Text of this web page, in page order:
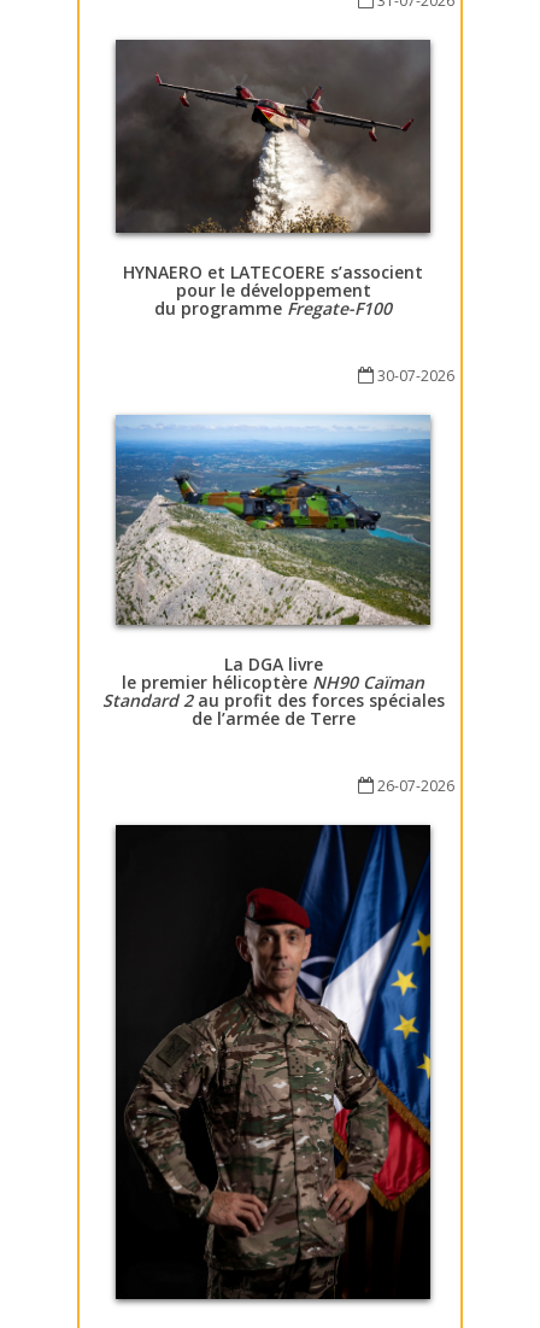
HYNAERO et LATECOERE s’associent
pour le développement
du programme Fregate-F100
30-07-2026
La DGA livre
le premier hélicoptère NH90 Caïman
Standard 2au profit des forces spéciales
de l’armée de Terre
26-07-2026